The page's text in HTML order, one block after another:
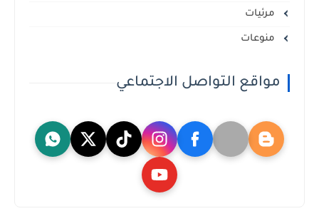
مرئيات
منوعات
مواقع التواصل الاجتماعي